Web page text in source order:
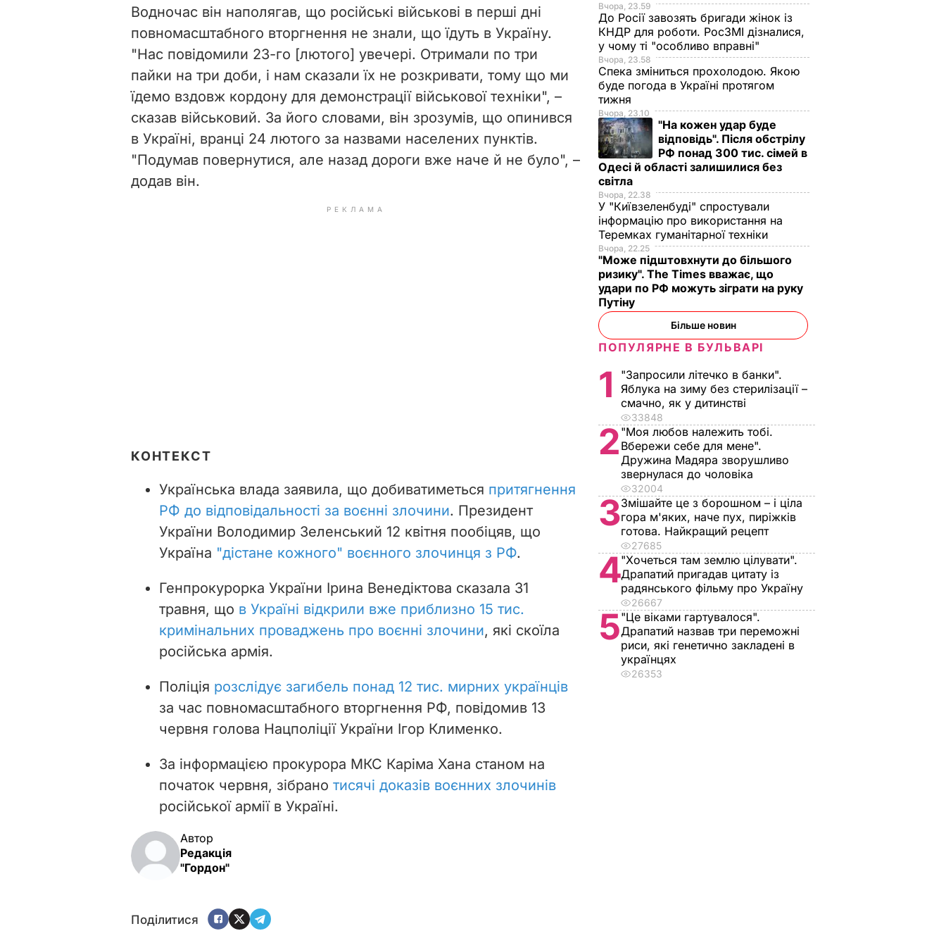
Водночас він наполягав, що російські військові в перші дні
повномасштабного вторгнення не знали, що їдуть в Україну.
"Нас повідомили 23-го [лютого] увечері. Отримали по три
пайки на три доби, і нам сказали їх не розкривати, тому що ми
їдемо вздовж кордону для демонстрації військової техніки", –
сказав військовий. За його словами, він зрозумів, що опинився
в Україні, вранці 24 лютого за назвами населених пунктів.
"Подумав повернутися, але назад дороги вже наче й не було", –
додав він.
РЕКЛАМА
КОНТЕКСТ
Українська влада заявила, що добиватиметься притягнення
РФ до відповідальності за воєнні злочини. Президент
України Володимир Зеленський 12 квітня пообіцяв, що
Україна "дістане кожного" воєнного злочинця з РФ.
Генпрокурорка України Ірина Венедіктова сказала 31
травня, що в Україні відкрили вже приблизно 15 тис.
кримінальних проваджень про воєнні злочини, які скоїла
російська армія.
Поліція розслідує загибель понад 12 тис. мирних українців
за час повномасштабного вторгнення РФ, повідомив 13
червня голова Нацполіції України Ігор Клименко.
За інформацією прокурора МКС Каріма Хана станом на
початок червня, зібрано тисячі доказів воєнних злочинів
російської армії в Україні.
Автор
Редакція
"Гордон"
Поділитися
Вчора, 23.59
До Росії завозять бригади жінок із
КНДР для роботи. РосЗМІ дізналися,
у чому ті "особливо вправні"
Вчора, 23.58
Спека зміниться прохолодою. Якою
буде погода в Україні протягом
тижня
Вчора, 23.10
"На кожен удар буде
відповідь". Після обстрілу
РФ понад 300 тис. сімей в
Одесі й області залишилися без
світла
Вчора, 22.38
У "Київзеленбуді" спростували
інформацію про використання на
Теремках гуманітарної техніки
Вчора, 22.25
"Може підштовхнути до більшого
ризику". The Times вважає, що
удари по РФ можуть зіграти на руку
Путіну
Більше новин
ПОПУЛЯРНЕ В БУЛЬВАРІ
1
"Запросили літечко в банки".
Яблука на зиму без стерилізації –
смачно, як у дитинстві
33848
2 "Моя любов належить тобі.
Вбережи себе для мене".
Дружина Мадяра зворушливо
звернулася до чоловіка
32004
3Змішайте це з борошном – і ціла
гора м'яких, наче пух, пиріжків
готова. Найкращий рецепт
27685
4"Хочеться там землю цілувати".
Драпатий пригадав цитату із
радянського фільму про Україну
26667
5"Це віками гартувалося".
Драпатий назвав три переможні
риси, які генетично закладені в
українцях
26353